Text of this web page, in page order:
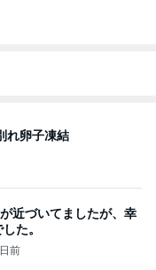
れ卵子凍結
近づいてましたが、幸
た。
前